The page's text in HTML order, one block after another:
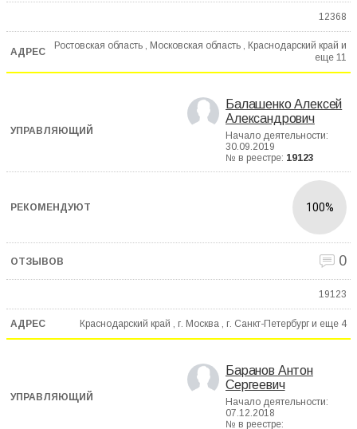
12368
Ростовская область , Московская область , Краснодарский край и
еще 11
Балашенко Алексей
Александрович
Начало деятельности:
30.09.2019
№ в реестре: 19123
100%
0
19123
Краснодарский край , г. Москва , г. Санкт-Петербург и еще 4
Баранов Антон
Сергеевич
Начало деятельности:
07.12.2018
№ в реестре: